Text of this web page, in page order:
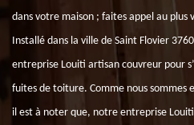
dans votre maison ; faites appel au plus
Installé dans la ville de Saint Flovier
entreprise Louiti artisan couvreur pour
fuites de toiture. Comme nous sommes
il est à noter que, notre entreprise